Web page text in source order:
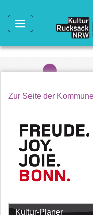
Zur Seite der
Kultur-Planer